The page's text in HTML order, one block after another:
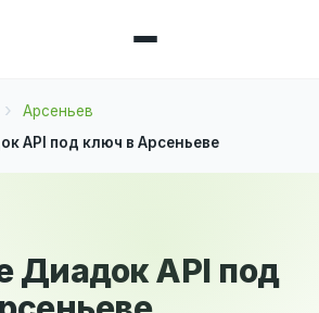
Арсеньев
API под ключ в Арсеньеве
Диадок API под